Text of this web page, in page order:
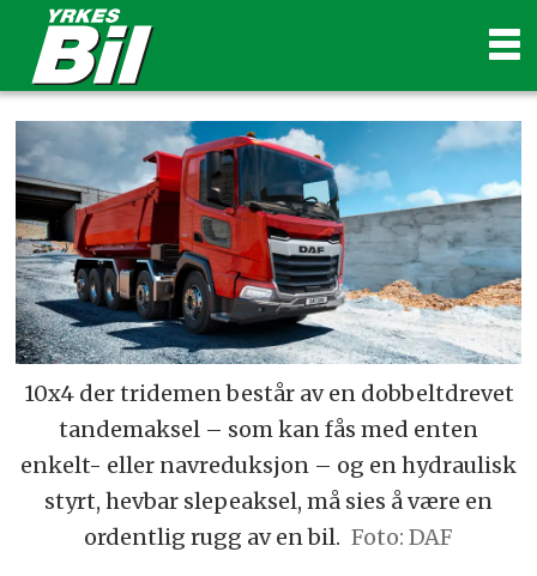
10x4 der tridemen består av en dobbeltdrevet
tandemaksel – som kan fås med enten
enkelt- eller navreduksjon – og en hydraulisk
styrt, hevbar slepeaksel, må sies å være en
ordentlig rugg av en bil. Foto: DAF